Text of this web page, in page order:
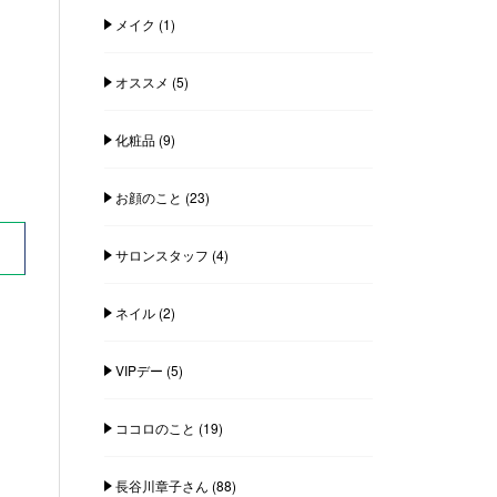
メイク (1)
オススメ (5)
化粧品(9)
お顔のこと (23)
サロンスタッフ (4)
ネイル(2)
VIPデー (5)
ココロのこと (19)
長谷川章子さん (88)